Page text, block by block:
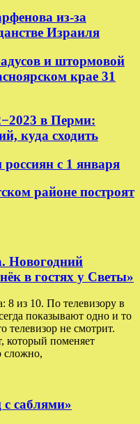
из-за
Израиля
и штормовой
крае 31
в Перми:
куда сходить
с 1 января
районе построят
Новогодний
в гостях у Светы»
8 из 10. По телевизору в
показывают одно и то
телевизор не смотрит.
который поменяет
сложно,
саблями»